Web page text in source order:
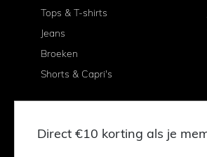
Tops & T-shirts
Jeans
Broeken
Shorts & Capri's
Direct €10 korting als je